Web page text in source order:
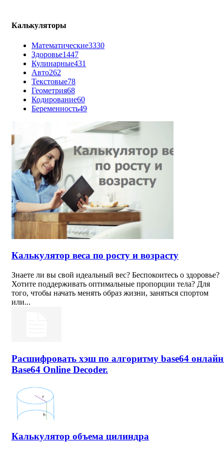
Калькуляторы
Математические3330
Здоровье1447
Кулинарные431
Авто262
Текстовые78
Геометрия68
Кодирование60
Беременность49
Калькулятор веса по росту и возрасту
Знаете ли вы свой идеальный вес? Беспокоитесь о здоровье?
Хотите поддерживать оптимальные пропорции тела? Для
того, чтобы начать менять образ жизни, заняться спортом
или...
Расшифровать хэш по алгоритму base64
Base64 Online Decoder.
Калькулятор объема цилиндра